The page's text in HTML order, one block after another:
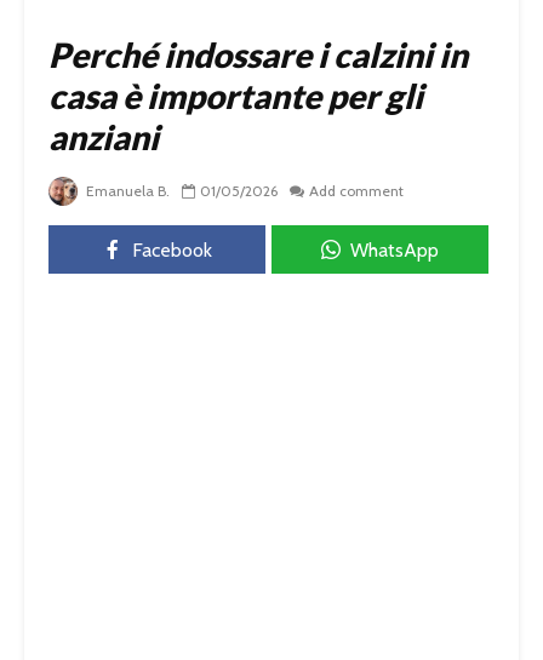
Perché indossare i calzini in
casa è importante per gli
anziani
Emanuela B. 01/05/2026 Add comment
Facebook WhatsApp